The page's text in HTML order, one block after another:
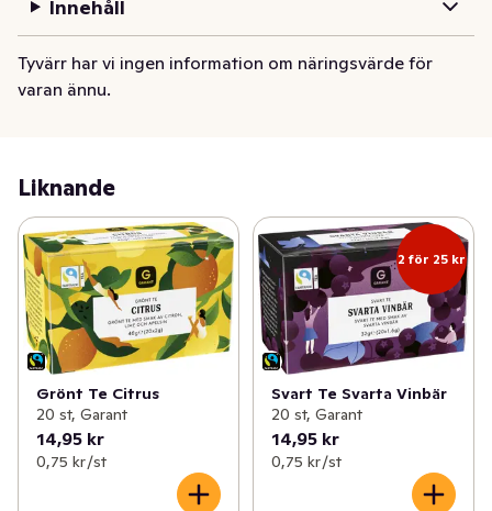
Innehåll
Tyvärr har vi ingen information om näringsvärde för
varan ännu.
Liknande
Grönt Te Citrus
20 st, Garant
14,95 kr
0,75 kr /st
2 för 25 kr
Svart Te Svarta Vinbär
20 st, Garant
14,95 kr
0,75 kr /st